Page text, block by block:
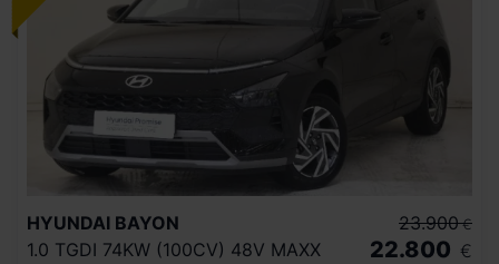
HYUNDAI BAYON
1.0 TGDI 74KW (100CV) 48V MAXX
23.900 €
22.800 €